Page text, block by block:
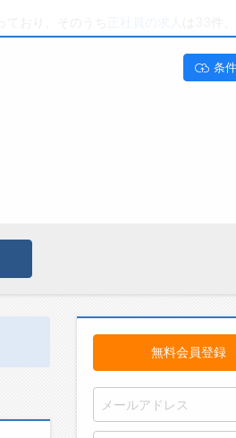
おり、そのうち
職も可能です。 新潟県三条市で職人･
条
無料会員登録